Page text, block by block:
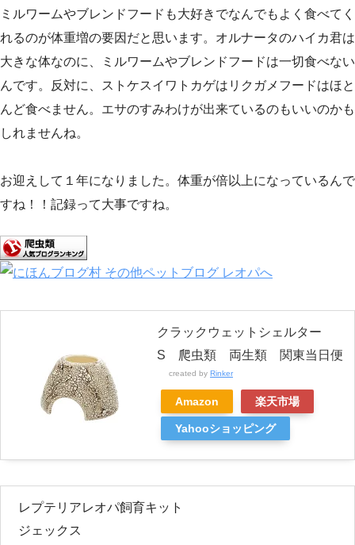
ミルワームやブレンドフードも大好きでなんでもよく食べてく
れるのが体重増の要因だと思います。オルナータのハイカ君は
大きな体なのに、ミルワームやブレンドフードは一切食べない
んです。反対に、ストケスイワトカゲはリクガメフードはほと
んど食べません。エサのすみわけが出来ているのもいいのかも
しれませんね。
お迎えして１年になりました。体重が倍以上になっているんで
すね！！記録って大事ですね。
クラックウェットシェルター
S 爬虫類 両生類 関東当日便
created by Rinker
Amazon 楽天市場
Yahooショッピング
レプテリアレオパ飼育キット
ジェックス